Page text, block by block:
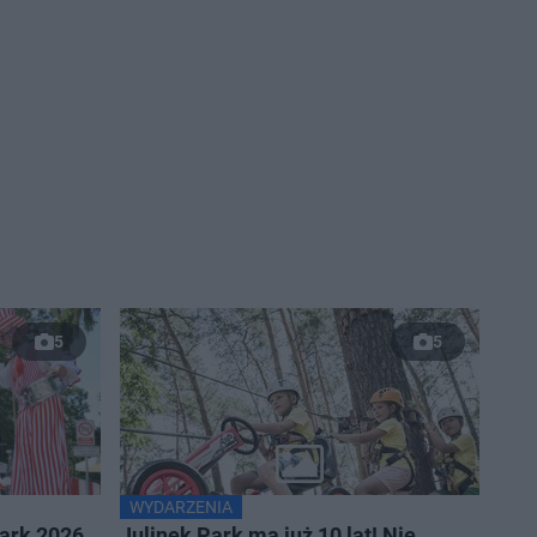
5 5
WYDARZENIA